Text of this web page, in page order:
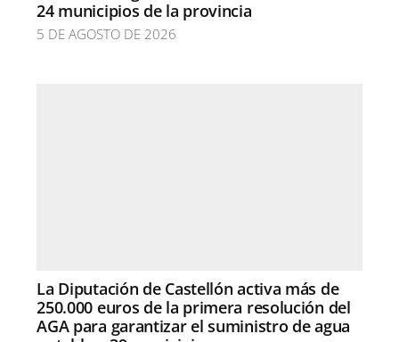
24 municipios de la provincia
5 DE AGOSTO DE 2026
La Diputación de Castellón activa más de
250.000 euros de la primera resolución del
AGA para garantizar el suministro de agua